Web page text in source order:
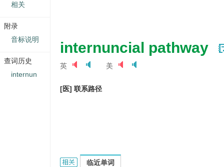
internuncial pathway
英 美
[医] 联系路径
internuncial pathway的相关资料：
临近单词
相关
附录
音标说明
查词历史
internun